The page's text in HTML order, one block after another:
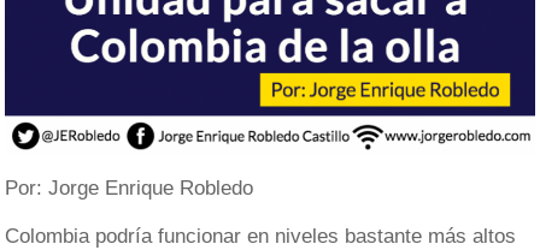
Por: Jorge Enrique Robledo
Colombia podría funcionar en niveles bastante más altos